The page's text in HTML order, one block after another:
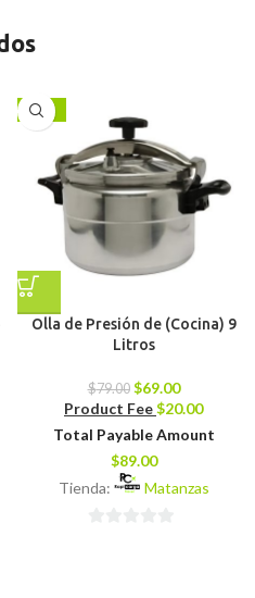
-13%
Olla de Presión de (Cocina) 9
Litros
$79.00 $69.00
Product Fee$20.00
Total Payable Amount
$89.00
Tienda:
Matanzas